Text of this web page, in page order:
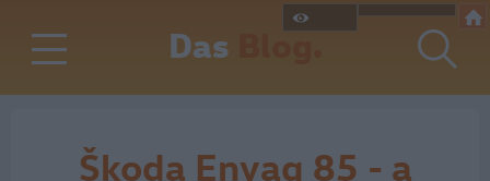
Das Blog.
Škoda Enyaq 85 - a